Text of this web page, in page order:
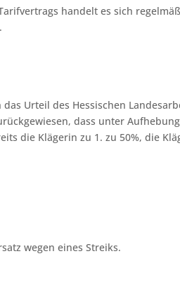
handelt es sich
Urteil des Hessischen
dass unter
die Klägerin zu 1. zu 50%, die
wegen eines Streiks.